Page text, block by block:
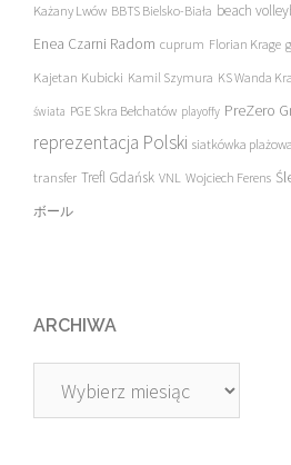
Każany Lwów BBTS Bielsko-Biała beach
Enea Czarni Radom cuprum Florian Krage
Kajetan Kubicki Kamil Szymura KS Wanda
świata PGE Skra Bełchatów playoffy PreZero
reprezentacja Polski siatkówka plażowa
transfer Trefl Gdańsk VNL Wojciech Ferens
ボール
ARCHIWA
Archiwa